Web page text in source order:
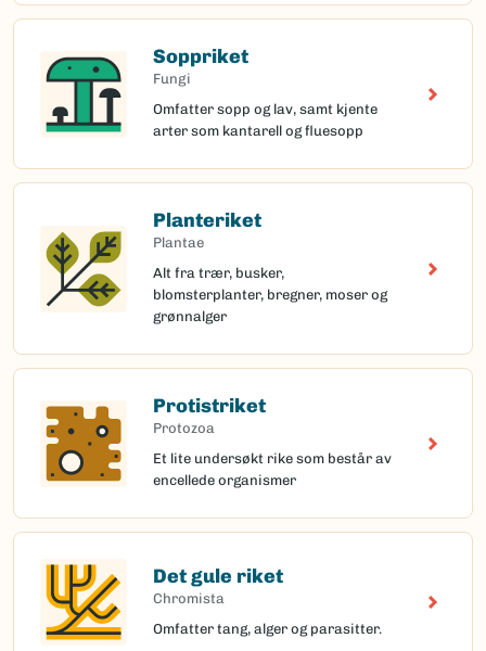
Soppriket
Fungi
Omfatter sopp og lav, samt kjente
arter som kantarell og fluesopp
Planteriket
Plantae
Alt fra trær, busker,
blomsterplanter, bregner, moser og
grønnalger
Protistriket
Protozoa
Et lite undersøkt rike som består av
encellede organismer
Det gule riket
Chromista
Omfatter tang, alger og parasitter.